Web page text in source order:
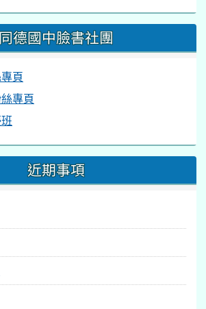
share/v/1BsLSkstia/
德國中臉書社團
頁
專頁
近期事項